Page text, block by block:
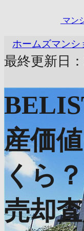
マン
ホームズマンシ
最終更新日
産価
くら
売却